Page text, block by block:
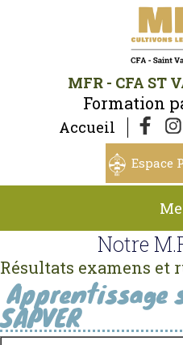
MFR - CFA ST
Formation
Accueil
Espace
Notre
Résultats examens et
Apprentissage
SAPVER